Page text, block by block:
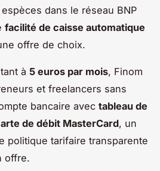
dans le réseau BNP
facilité de caisse automatique
offre de choix.
à 5 euros par mois, Finom
et freelancers sans
bancaire avec tableau de
de débit MasterCard, un
politique tarifaire transparente
offre.